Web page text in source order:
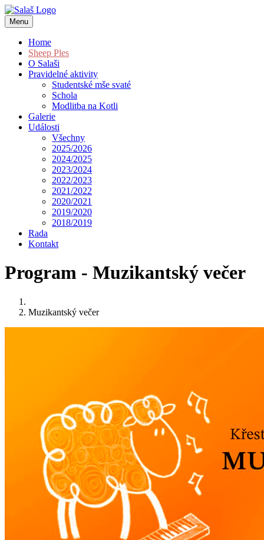
Menu
Home
Sheep Ples
O Salaši
Pravidelné aktivity
Studentské mše svaté
Schola
Modlitba na Kotli
Galerie
Události
Všechny
2025/2026
2024/2025
2023/2024
2022/2023
2021/2022
2020/2021
2019/2020
2018/2019
Rada
Kontakt
Program - Muzikantský večer
Muzikantský večer